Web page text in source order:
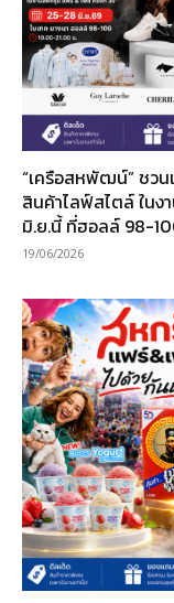
“เครือสหพัฒน์” ชว
สินค้าไลฟ์สไตล์ ในง
มิ.ย.นี้ ที่ฮอลล์ 98-
19/06/2026